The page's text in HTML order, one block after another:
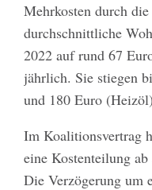
Mehrkosten durch
durchschnittliche
2022 auf rund 67
jährlich. Sie stiegen
und 180 Euro
Im Koalitionsvertrag
eine Kostenteilung
Die Verzögerung um